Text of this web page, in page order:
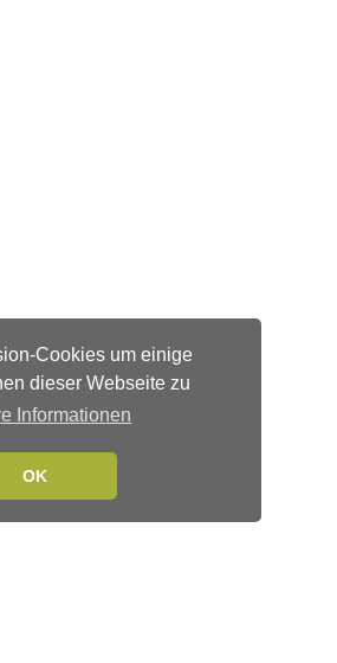
Cookies um einige
dieser Webseite zu
Informationen
OK